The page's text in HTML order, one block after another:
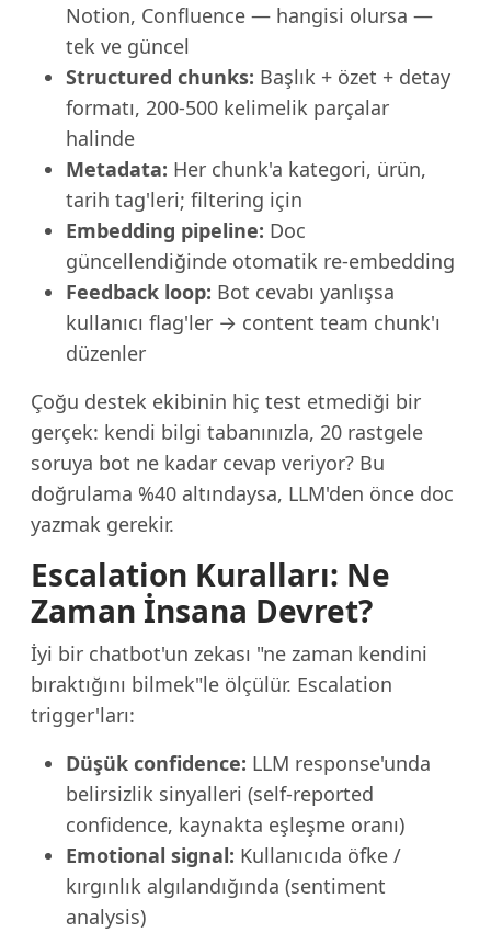
Notion, Confluence — hangisi olursa —
tek ve güncel
Structured chunks: Başlık + özet + detay
formatı, 200-500 kelimelik parçalar
halinde
Metadata: Her chunk'a kategori, ürün,
tarih tag'leri; filtering için
Embedding pipeline: Doc
güncellendiğinde otomatik re-embedding
Feedback loop: Bot cevabı yanlışsa
kullanıcı flag'ler → content team chunk'ı
düzenler
Çoğu destek ekibinin hiç test etmediği bir
gerçek: kendi bilgi tabanınızla, 20 rastgele
soruya bot ne kadar cevap veriyor? Bu
doğrulama %40 altındaysa, LLM'den önce doc
yazmak gerekir.
Escalation Kuralları: Ne
Zaman İnsana Devret?
İyi bir chatbot'un zekası "ne zaman kendini
bıraktığını bilmek"le ölçülür. Escalation
trigger'ları:
Düşük confidence: LLM response'unda
belirsizlik sinyalleri (self-reported
confidence, kaynakta eşleşme oranı)
Emotional signal: Kullanıcıda öfke /
kırgınlık algılandığında (sentiment
analysis)